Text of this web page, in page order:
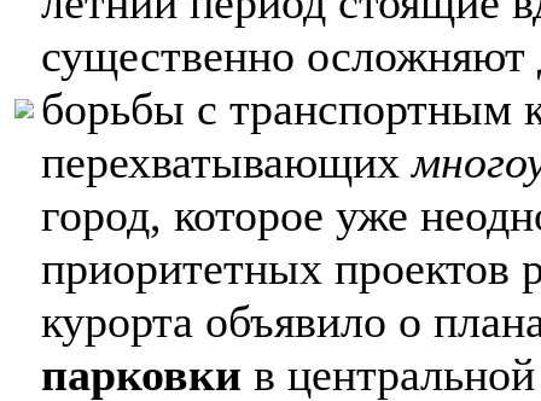
существенно
борьбы с транспортным
перехватывающих
город, которое уже
приоритетных проектов
курорта объявило о
парковки в